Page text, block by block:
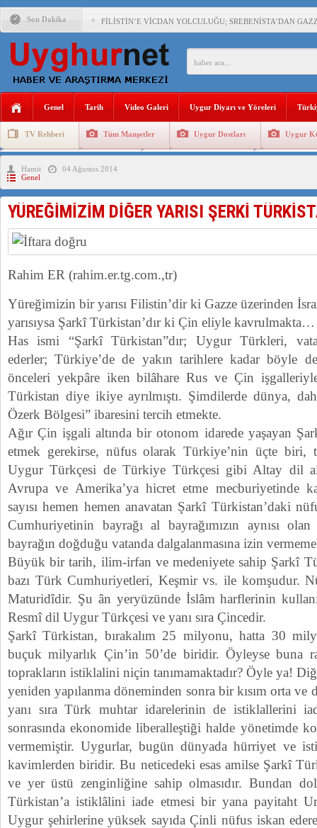
Son Dakika FİLİSTİN’E VİCDAN YOLCULUĞU; SREBENİSTA’DAN
ÇİN’İN “GÜVENLİK”SÖYLEMİ İLE DOĞU TÜRKİSTAN’DA
PAKİSTAN,AFGANİSTAN’DA YAŞAYAN UYGURLARA
ANAHTAR PARTİ GENEL BAŞKANI AĞIRALİOĞLU :
ÇİN’İN DOĞU TÜRKİSTAN’DAKİ UYGULAMALARI
DİYANET AKADEMİSİ BAŞKANI DOÇ.DR.KAAN : DOĞU
Genel Tarih Video Galeri Uygur Diyarı ve Yöreleri
TV Rehberi Tüm Manşetler Uygur Dostları Uygur
Uygurlarda Düğün ve Cenaze
Hamit
04 Ağustos 2014
Genel
YÜREĞİMİZİM DİĞER YARISI ŞERKİ
Rahim ER (rahim.er.tg.com.,tr)
Yüreğimizin bir yarısı Filistin’dir ki Gazze üzerinden
yarısıysa Şarkî Türkistan’dır ki Çin eliyle kavrulmakta…
Has ismi “Şarkî Türkistan”dır; Uygur Türkleri,
ederler; Türkiye’de de yakın tarihlere kadar böyle
önceleri yekpâre iken bilâhare Rus ve Çin
Türkistan diye ikiye ayrılmıştı. Şimdilerde dünya,
Özerk Bölgesi” ibaresini tercih etmekte.
Ağır Çin işgali altında bir otonom idarede yaşayan
etmek gerekirse, nüfus olarak Türkiye’nin üçte biri,
Uygur Türkçesi de Türkiye Türkçesi gibi Altay dil
Avrupa ve Amerika’ya hicret etme mecburiyetinde
sayısı hemen hemen anavatan Şarkî Türkistan’daki
Cumhuriyetinin bayrağı al bayrağımızın aynısı
bayrağın doğduğu vatanda dalgalanmasına izin
Büyük bir tarih, ilim-irfan ve medeniyete sahip Şarkî
bazı Türk Cumhuriyetleri, Keşmir vs. ile komşudur.
Maturidîdir. Şu ân yeryüzünde İslâm harflerinin
Resmî dil Uygur Türkçesi ve yanı sıra Çincedir.
Şarkî Türkistan, bırakalım 25 milyonu, hatta 30
buçuk milyarlık Çin’in 50’de biridir. Öyleyse buna
toprakların istiklalini niçin tanımamaktadır? Öyle ya!
yeniden yapılanma döneminden sonra bir kısım orta
yanı sıra Türk muhtar idarelerinin de istiklallerini
sonrasında ekonomide liberalleştiği halde yönetimde
vermemiştir. Uygurlar, bugün dünyada hürriyet ve
kavimlerden biridir. Bu neticedeki esas amilse Şarkî
ve yer üstü zenginliğine sahip olmasıdır. Bundan
Türkistan’a istiklâlini iade etmesi bir yana payitaht
Uygur şehirlerine yüksek sayıda Çinli nüfus iskan